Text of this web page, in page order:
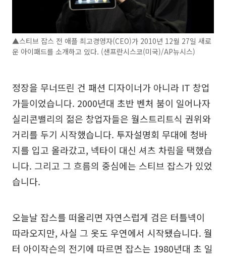
▲스티브 잡스 전 애플 최고경영자(CEO)가 2010년 12월 27일 새로
운 아이패드를 소개하고 있다. (샌프란시스코(미국)/AP뉴시스)
정장을 무너뜨린 건 패션 디자이너가 아니라 IT 창업
가들이었습니다. 2000년대 초반 벤처 붐이 일어나자
실리콘밸리의 젊은 창업자들은 월스트리트식 권위와
거리를 두기 시작했습니다. 투자설명회 무대에 청바
지를 입고 올라갔고, 넥타이 대신 셔츠 차림을 택했습
니다. 그리고 그 흐름의 중심에는 스티브 잡스가 있었
습니다.
오늘날 잡스를 떠올리면 자연스럽게 검은 터틀넥이
따라오지만, 사실 그 옷도 우연에서 시작됐습니다. 월
터 아이작슨의 전기에 따르면 잡스는 1980년대 초 일